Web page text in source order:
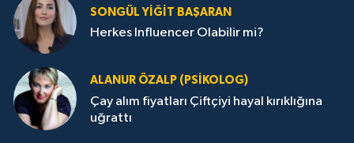
SONGÜL YIĞIT BAŞARAN
Herkes Influencer Olabilir mi?
ALANUR ÖZALP (PSIKOLOG)
Çay alım fiyatları Çiftçiyi hayal kırıklığına
uğrattı